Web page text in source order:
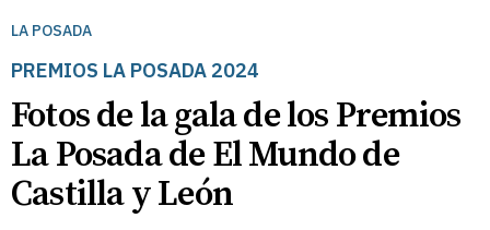
LA POSADA
PREMIOS LA POSADA 2024
Fotos de la gala de los Premios
La Posada de El Mundo de
Castilla y León